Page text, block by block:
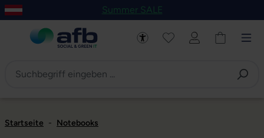
Hauptinhalt springen
Zur Navigation der B2B-Plattform springen
Summer SALE
Startseite - Notebooks